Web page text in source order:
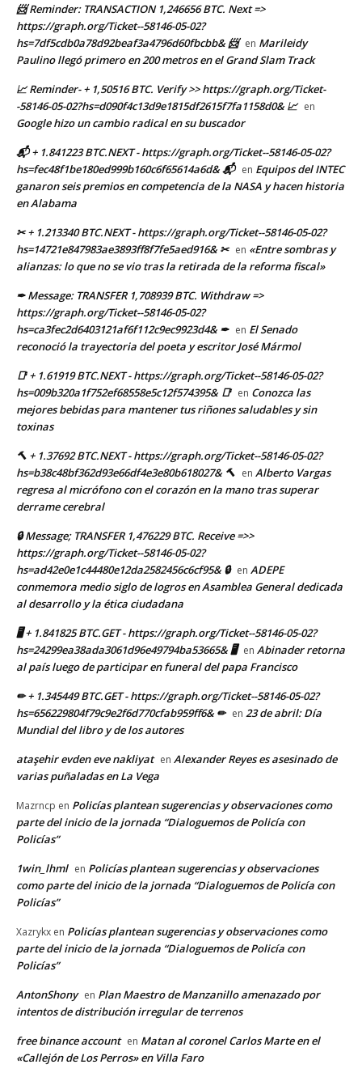
📨 Reminder: TRANSACTION 1,246656 BTC. Next =>
https://graph.org/Ticket--58146-05-02?
hs=7df5cdb0a78d92beaf3a4796d60fbcbb& 📨 en Marileidy
Paulino llegó primero en 200 metros en el Grand Slam Track
📈 Reminder- + 1,50516 BTC. Verify >> https://graph.org/Ticket-
-58146-05-02?hs=d090f4c13d9e1815df2615f7fa1158d0& 📈 en
Google hizo un cambio radical en su buscador
📬 + 1.841223 BTC.NEXT - https://graph.org/Ticket--58146-05-02?
hs=fec48f1be180ed999b160c6f65614a6d& 📬 en Equipos del INTEC
ganaron seis premios en competencia de la NASA y hacen historia
en Alabama
✂ + 1.213340 BTC.NEXT - https://graph.org/Ticket--58146-05-02?
hs=14721e847983ae3893ff8f7fe5aed916& ✂ en «Entre sombras y
alianzas: lo que no se vio tras la retirada de la reforma fiscal»
✒ Message: TRANSFER 1,708939 BTC. Withdraw =>
https://graph.org/Ticket--58146-05-02?
hs=ca3fec2d6403121af6f112c9ec9923d4& ✒ en El Senado
reconoció la trayectoria del poeta y escritor José Mármol
📑 + 1.61919 BTC.NEXT - https://graph.org/Ticket--58146-05-02?
hs=009b320a1f752ef68558e5c12f574395& 📑 en Conozca las
mejores bebidas para mantener tus riñones saludables y sin
toxinas
🔨 + 1.37692 BTC.NEXT - https://graph.org/Ticket--58146-05-02?
hs=b38c48bf362d93e66df4e3e80b618027& 🔨 en Alberto Vargas
regresa al micrófono con el corazón en la mano tras superar
derrame cerebral
🔒 Message; TRANSFER 1,476229 BTC. Receive =>>
https://graph.org/Ticket--58146-05-02?
hs=ad42e0e1c44480e12da2582456c6cf95& 🔒 en ADEPE
conmemora medio siglo de logros en Asamblea General dedicada
al desarrollo y la ética ciudadana
🖥 + 1.841825 BTC.GET - https://graph.org/Ticket--58146-05-02?
hs=24299ea38ada3061d96e49794ba53665& 🖥 en Abinader retorna
al país luego de participar en funeral del papa Francisco
✏ + 1.345449 BTC.GET - https://graph.org/Ticket--58146-05-02?
hs=656229804f79c9e2f6d770cfab959ff6& ✏ en 23 de abril: Día
Mundial del libro y de los autores
ataşehir evden eve nakliyat en Alexander Reyes es asesinado de
varias puñaladas en La Vega
Mazrncp en Policías plantean sugerencias y observaciones como
parte del inicio de la jornada “Dialoguemos de Policía con
Policías”
1win_lhml en Policías plantean sugerencias y observaciones
como parte del inicio de la jornada “Dialoguemos de Policía con
Policías”
Xazrykx en Policías plantean sugerencias y observaciones como
parte del inicio de la jornada “Dialoguemos de Policía con
Policías”
AntonShony en Plan Maestro de Manzanillo amenazado por
intentos de distribución irregular de terrenos
free binance account en Matan al coronel Carlos Marte en el
«Callejón de Los Perros» en Villa Faro